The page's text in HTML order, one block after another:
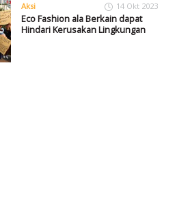
Aksi 14 Okt 2023
Eco Fashion ala Berkain dapat
Hindari Kerusakan Lingkungan